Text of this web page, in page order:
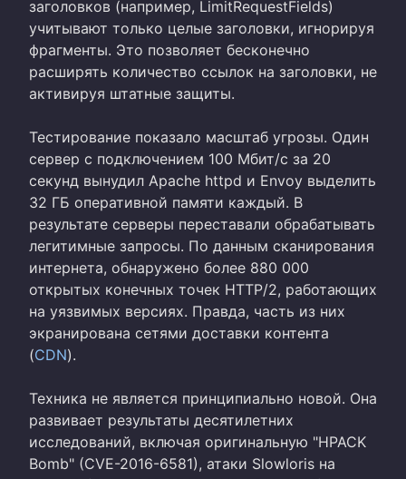
заголовков (например, LimitRequestFields)
учитывают только целые заголовки, игнорируя
фрагменты. Это позволяет бесконечно
расширять количество ссылок на заголовки, не
активируя штатные защиты.
Тестирование показало масштаб угрозы. Один
сервер с подключением 100 Мбит/с за 20
секунд вынудил Apache httpd и Envoy выделить
32 ГБ оперативной памяти каждый. В
результате серверы переставали обрабатывать
легитимные запросы. По данным сканирования
интернета, обнаружено более 880 000
открытых конечных точек HTTP/2, работающих
на уязвимых версиях. Правда, часть из них
экранирована сетями доставки контента
(CDN).
Техника не является принципиально новой. Она
развивает результаты десятилетних
исследований, включая оригинальную "HPACK
Bomb" (CVE-2016-6581), атаки Slowloris на